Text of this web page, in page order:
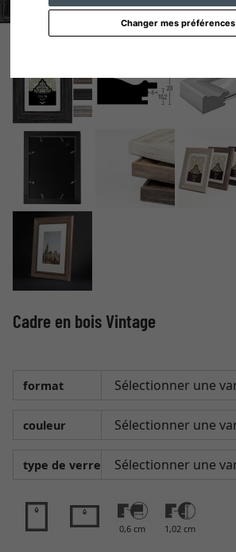
Changer mes préférences
Cadre en bois Vintage
format
couleur
type de verre
0,6 cm 1,02 cm